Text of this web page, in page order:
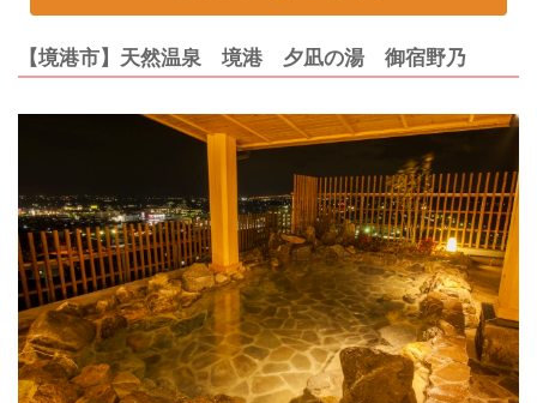
【境港市】天然温泉 境港 夕凪の湯 御宿野乃